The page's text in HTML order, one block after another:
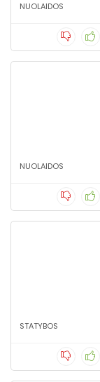
NUOLAIDOS
NUOLAIDOS
STATYBOS